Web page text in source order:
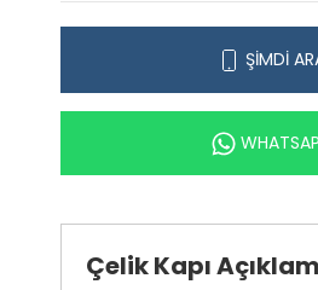
ŞİMDİ
Çelik Kapı